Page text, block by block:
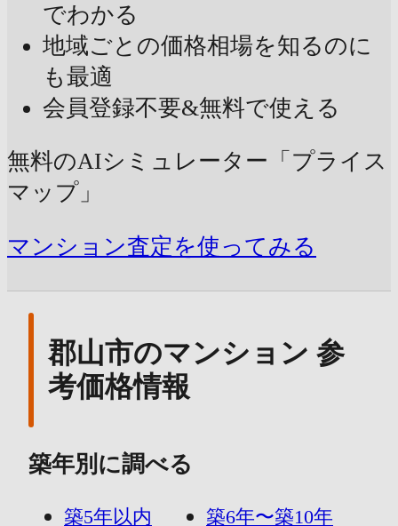
でわかる
地域ごとの価格相場を知るのに
も最適
会員登録不要&無料で使える
無料のAIシミュレーター「プライス
マップ」
マンション査定を使ってみる
郡山市のマンション 参
考価格情報
築年別に調べる
築5年以内 築6年〜築10年